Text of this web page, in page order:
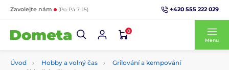
Zavolejte nám (Po-Pá 7-15) +420 555 222 029
0
Menu
Úvod Hobby a volný čas
Grilování a kempování